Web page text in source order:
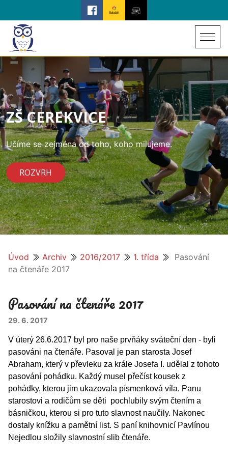
ZŠ CEREKVICE
Učíme se zejména od toho, koho milujeme.
ROZVRH
Úvod Archiv 2016/2017 1. třída
Pasování
na čtenáře 2017
Pasování na čtenáře 2017
29. 6. 2017
V úterý 26.6.2017 byl pro naše prvňáky sváteční den - byli
pasováni na čtenáře. Pasoval je pan starosta Josef
Abraham, který v převleku za krále Josefa I. udělal z tohoto
pasování pohádku. Každý musel přečíst kousek z
pohádky, kterou jim ukazovala písmenková víla. Panu
starostovi a rodičům se děti pochlubily svým čtením a
básničkou, kterou si pro tuto slavnost naučily. Nakonec
dostaly knížku a pamětní list. S paní knihovnicí Pavlínou
Nejedlou složily slavnostní slib čtenáře.